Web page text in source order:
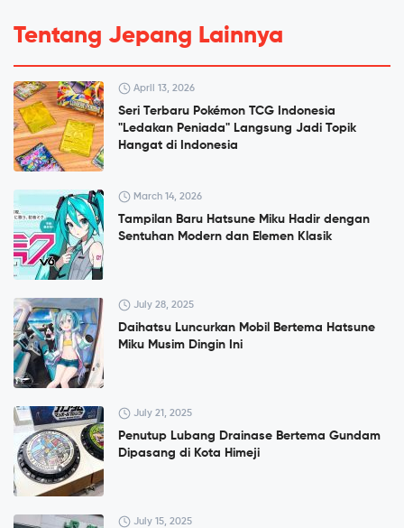
Tentang Jepang Lainnya
April 13, 2026
Seri Terbaru Pokémon TCG Indonesia
"Ledakan Peniada" Langsung Jadi Topik
Hangat di Indonesia
March 14, 2026
Tampilan Baru Hatsune Miku Hadir dengan
Sentuhan Modern dan Elemen Klasik
July 28, 2025
Daihatsu Luncurkan Mobil Bertema Hatsune
Miku Musim Dingin Ini
July 21, 2025
Penutup Lubang Drainase Bertema Gundam
Dipasang di Kota Himeji
July 15, 2025